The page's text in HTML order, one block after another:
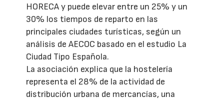
HORECA y puede elevar entre un 25% y un
30% los tiempos de reparto en las
principales ciudades turísticas, según un
análisis de AECOC basado en el estudio La
Ciudad Tipo Española.
La asociación explica que la hostelería
representa el 28% de la actividad de
distribución urbana de mercancías, una